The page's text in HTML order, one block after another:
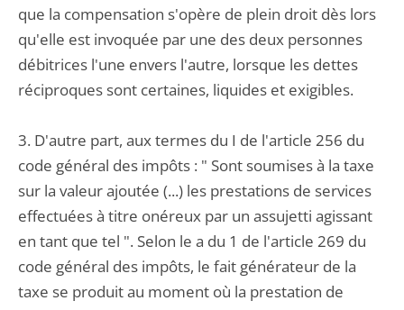
que la compensation s'opère de plein droit dès lors
qu'elle est invoquée par une des deux personnes
débitrices l'une envers l'autre, lorsque les dettes
réciproques sont certaines, liquides et exigibles.
3. D'autre part, aux termes du I de l'article 256 du
code général des impôts : " Sont soumises à la taxe
sur la valeur ajoutée (...) les prestations de services
effectuées à titre onéreux par un assujetti agissant
en tant que tel ". Selon le a du 1 de l'article 269 du
code général des impôts, le fait générateur de la
taxe se produit au moment où la prestation de